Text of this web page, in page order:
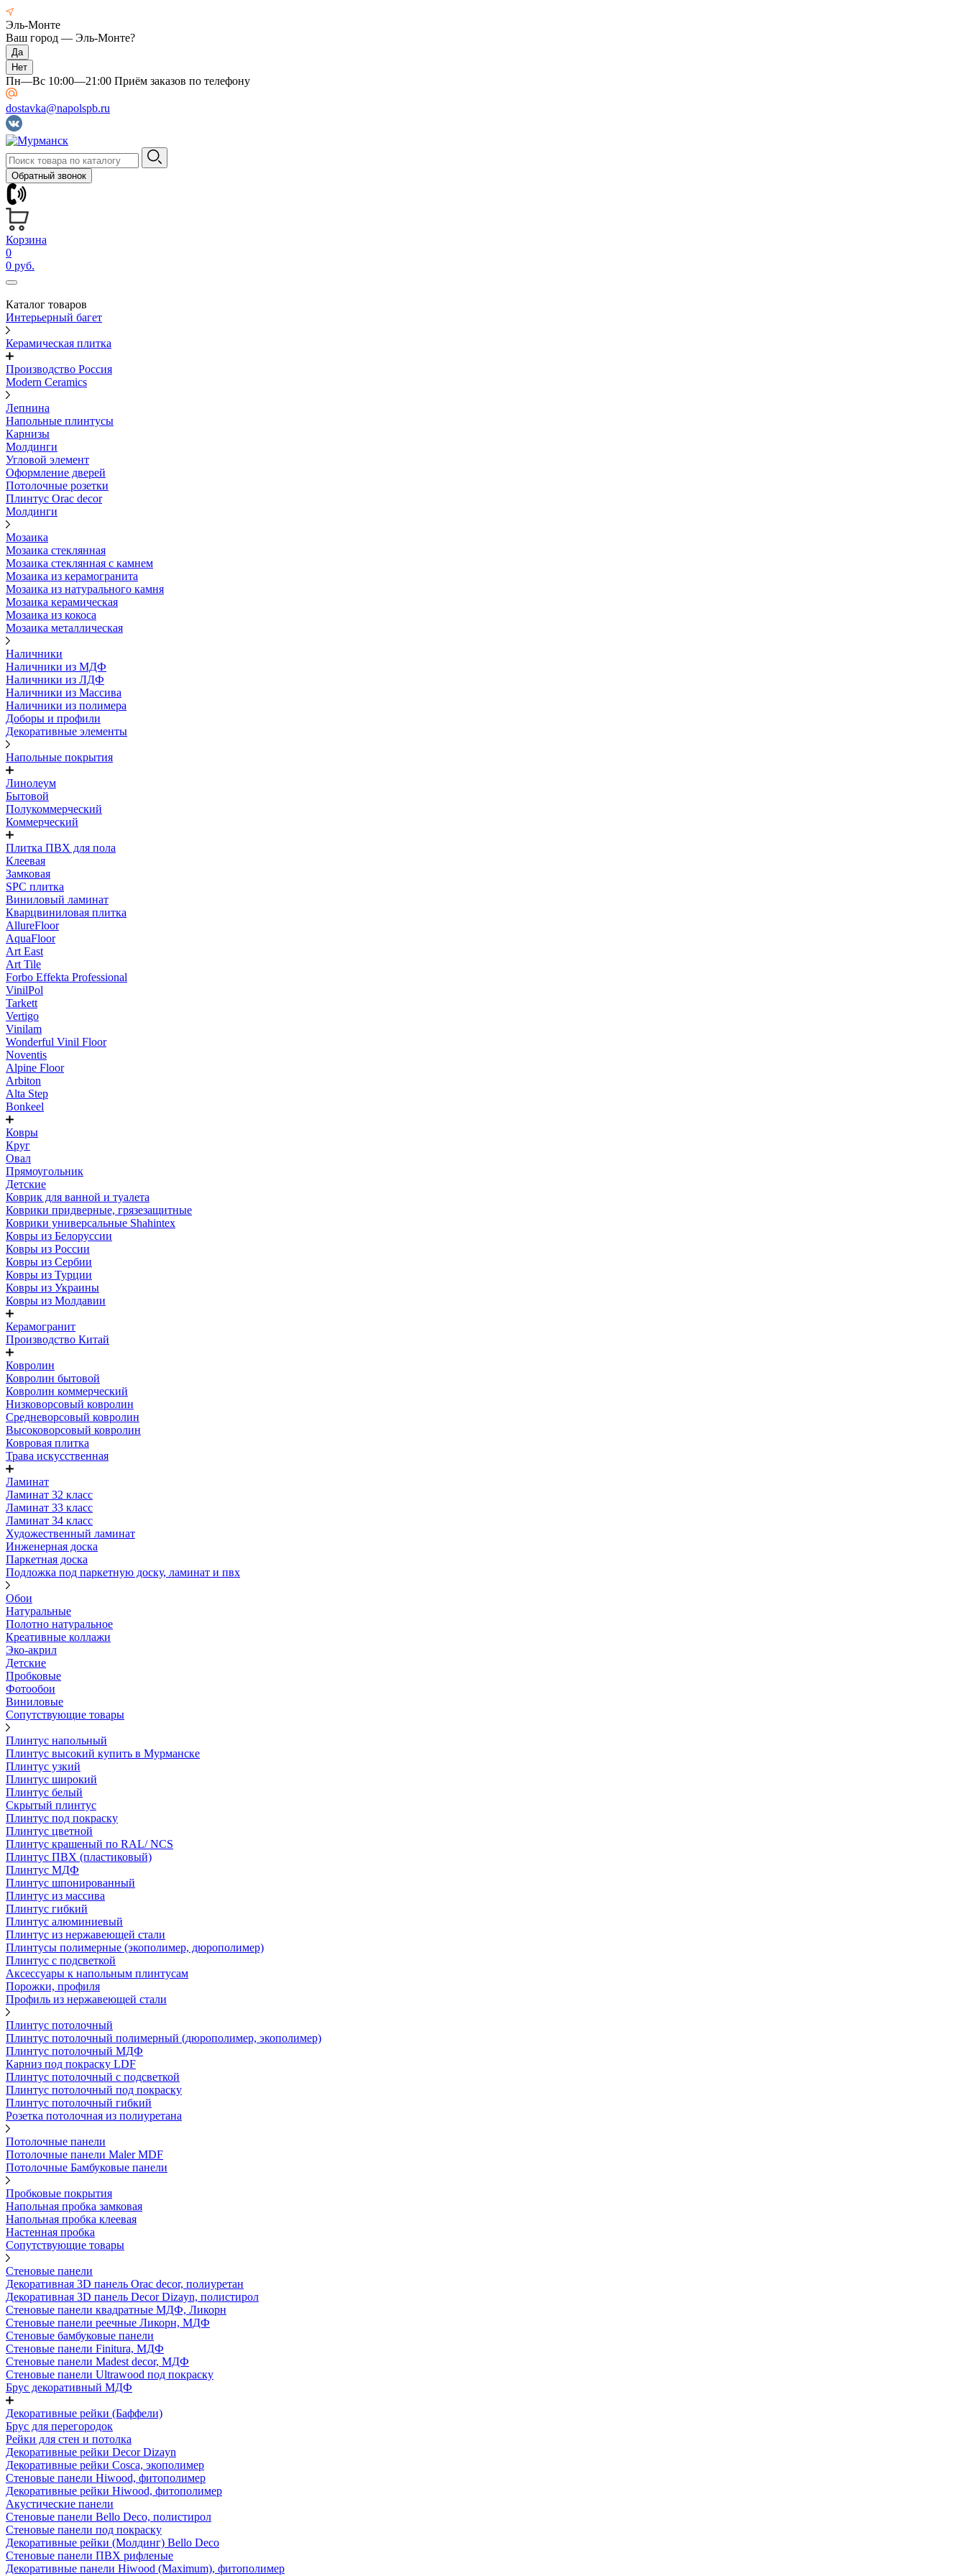
Эль-Монте
Ваш город — Эль-Монте?
Пн—Вс 10:00—21:00 Приём заказов по телефону
dostavka@napolspb.ru
Обратный звонок
Корзина
0
0 руб.
Каталог товаров
Интерьерный багет
Керамическая плитка
Производство Россия
Modern Ceramics
Лепнина
Напольные плинтусы
Карнизы
Молдинги
Угловой элемент
Оформление дверей
Потолочные розетки
Плинтус Orac decor
Молдинги
Мозаика
Мозаика стеклянная
Мозаика стеклянная с камнем
Мозаика из керамогранита
Мозаика из натурального камня
Мозаика керамическая
Мозаика из кокоса
Мозаика металлическая
Наличники
Наличники из МДФ
Наличники из ЛДФ
Наличники из Массива
Наличники из полимера
Доборы и профили
Декоративные элементы
Напольные покрытия
Линолеум
Бытовой
Полукоммерческий
Коммерческий
Плитка ПВХ для пола
Клеевая
Замковая
SPC плитка
Виниловый ламинат
Кварцвиниловая плитка
AllureFloor
AquaFloor
Art East
Art Tile
Forbo Effekta Professional
VinilPol
Tarkett
Vertigo
Vinilam
Wonderful Vinil Floor
Noventis
Alpine Floor
Arbiton
Alta Step
Bonkeel
Ковры
Круг
Овал
Прямоугольник
Детские
Коврик для ванной и туалета
Коврики придверные, грязезащитные
Коврики универсальные Shahintex
Ковры из Белоруссии
Ковры из России
Ковры из Сербии
Ковры из Турции
Ковры из Украины
Ковры из Молдавии
Керамогранит
Производство Китай
Ковролин
Ковролин бытовой
Ковролин коммерческий
Низковорсовый ковролин
Средневорсовый ковролин
Высоковорсовый ковролин
Ковровая плитка
Трава искусственная
Ламинат
Ламинат 32 класс
Ламинат 33 класс
Ламинат 34 класс
Художественный ламинат
Инженерная доска
Паркетная доска
Подложка под паркетную доску, ламинат и пвх
Обои
Натуральные
Полотно натуральное
Креативные коллажи
Эко-акрил
Детские
Пробковые
Фотообои
Виниловые
Сопутствующие товары
Плинтус напольный
Плинтус высокий купить в Мурманске
Плинтус узкий
Плинтус широкий
Плинтус белый
Скрытый плинтус
Плинтус под покраску
Плинтус цветной
Плинтус крашеный по RAL/ NCS
Плинтус ПВХ (пластиковый)
Плинтус МДФ
Плинтус шпонированный
Плинтус из массива
Плинтус гибкий
Плинтус алюминиевый
Плинтус из нержавеющей стали
Плинтусы полимерные (экополимер, дюрополимер)
Плинтус с подсветкой
Аксессуары к напольным плинтусам
Порожки, профиля
Профиль из нержавеющей стали
Плинтус потолочный
Плинтус потолочный полимерный (дюрополимер, экополимер)
Плинтус потолочный МДФ
Карниз под покраску LDF
Плинтус потолочный с подсветкой
Плинтус потолочный под покраску
Плинтус потолочный гибкий
Розетка потолочная из полиуретана
Потолочные панели
Потолочные панели Maler MDF
Потолочные Бамбуковые панели
Пробковые покрытия
Напольная пробка замковая
Напольная пробка клеевая
Настенная пробка
Сопутствующие товары
Стеновые панели
Декоративная 3D панель Orac decor, полиуретан
Декоративная 3D панель Decor Dizayn, полистирол
Стеновые панели квадратные МДФ, Ликорн
Стеновые панели реечные Ликорн, МДФ
Стеновые бамбуковые панели
Стеновые панели Finitura, МДФ
Стеновые панели Madest decor, МДФ
Стеновые панели Ultrawood под покраску
Брус декоративный МДФ
Декоративные рейки (Баффели)
Брус для перегородок
Рейки для стен и потолка
Декоративные рейки Decor Dizayn
Декоративные рейки Cosca, экополимер
Стеновые панели Hiwood, фитополимер
Декоративные рейки Hiwood, фитополимер
Акустические панели
Стеновые панели Bello Deco, полистирол
Стеновые панели под покраску
Декоративные рейки (Молдинг) Bello Deco
Стеновые панели ПВХ рифленые
Декоративные панели Hiwood (Maximum), фитополимер